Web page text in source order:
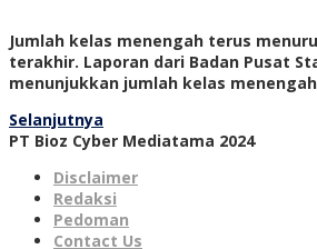
Jumlah kelas menengah terus
terakhir. Laporan dari Badan Pusat
menunjukkan jumlah kelas
Selanjutnya
PT Bioz Cyber Mediatama 2024
Disclaimer
Redaksi
Pedoman
Contact Us